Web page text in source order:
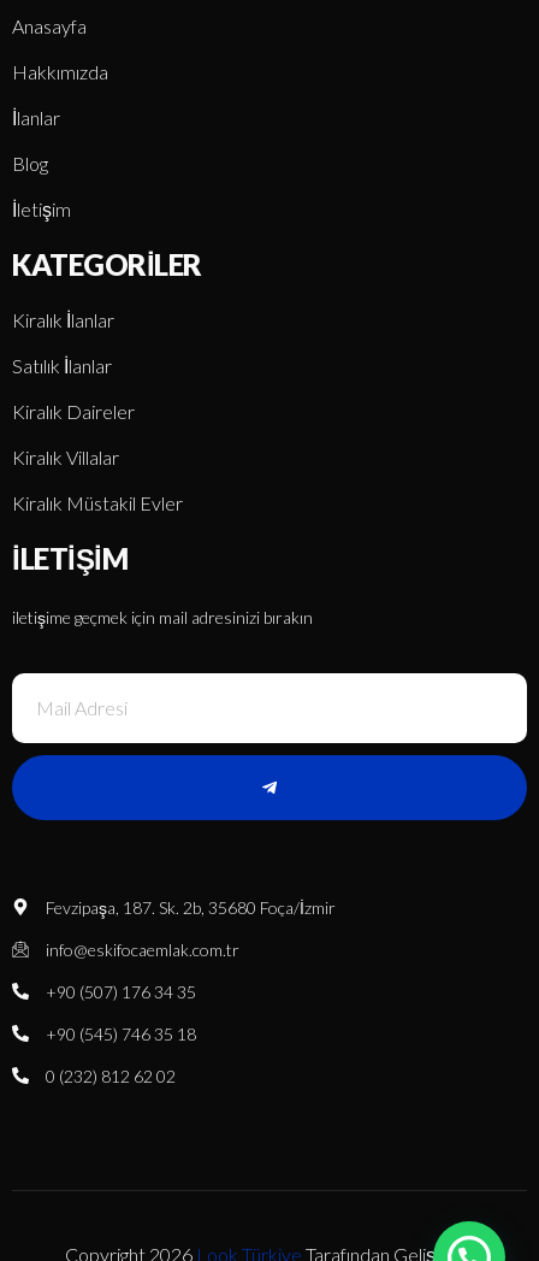
Anasayfa
Hakkımızda
İlanlar
Blog
İletişim
KATEGORILER
Kiralık İlanlar
Satılık İlanlar
Kiralık Daireler
Kiralık Villalar
Kiralık Müstakil Evler
İLETIŞIM
iletişime geçmek için mail adresinizi bırakın
Fevzipaşa, 187. Sk. 2b, 35680 Foça/İzmir
info@eskifocaemlak.com.tr
+90 (507) 176 34 35
+90 (545) 746 35 18
0 (232) 812 62 02
Copyright 2026 Look Türkiye Tarafından Geliştirildi